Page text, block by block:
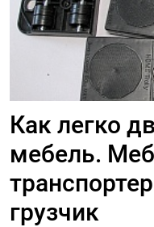
Как легко
мебель.
грузчик